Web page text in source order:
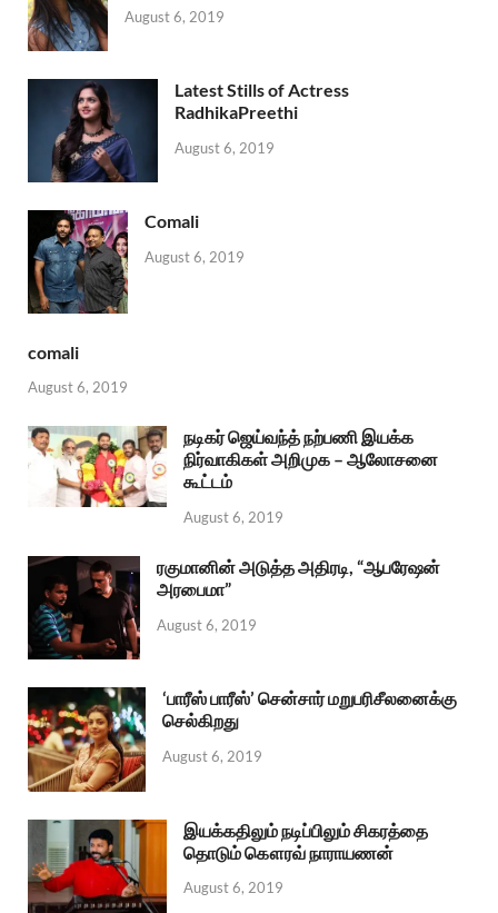
August 6, 2019
Latest Stills of Actress
RadhikaPreethi
August 6, 2019
Comali
August 6, 2019
comali
August 6, 2019
நடிகர் ஜெய்வந்த் நற்பணி இயக்க
நிர்வாகிகள் அறிமுக – ஆலோசனை
கூட்டம்
August 6, 2019
ரகுமானின் அடுத்த அதிரடி, “ஆபரேஷன்
அரபைமா”
August 6, 2019
‘பாரீஸ் பாரீஸ்’ சென்சார் மறுபரிசீலனைக்கு
செல்கிறது
August 6, 2019
இயக்கதிலும் நடிப்பிலும் சிகரத்தை
தொடும் கௌரவ் நாராயணன்
August 6, 2019